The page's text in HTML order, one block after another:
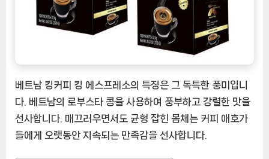
향
고
독
한
즐
거
베트남 킹커피 킹 에스프레소의 특징은 그 독특한 풍미입니
다. 베트남의 로부스타 콩을 사용하여 풍부하고 강렬한 맛을
선사합니다. 매끄러우면서도 균형 잡힌 몸체는 커피 애호가
들에게 오랫동안 지속되는 만족감을 선사합니다.